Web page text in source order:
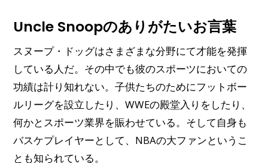
Uncle Snoopのありがたいお言葉
スヌープ・ドッグはさまざまな分野にて才能を発揮
している人だ。その中でも彼のスポーツにおいての
功績は計り知れない。子供たちのためにフットボー
ルリーグを設立したり、WWEの殿堂入りをしたり、
何かとスポーツ業界を賑わせている。そして自身も
バスケプレイヤーとして、NBAの大ファンというこ
とも知られている。